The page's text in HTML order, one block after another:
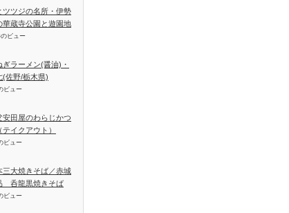
ツツジの名所・伊勢
華蔵寺公園と遊園地
のビュー
ぎラーメン(醤油)・
(佐野/栃木県)
ビュー
安田屋のわらじかつ
テイクアウト）
ビュー
三大焼きそば／赤城
呑龍黒焼きそば
ビュー